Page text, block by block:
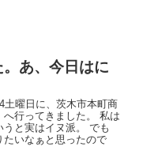
あ、今日はに
土曜日に、茨木市本町商
行ってきました。 私は
と実はイヌ派。 でも
たいなぁと思ったので